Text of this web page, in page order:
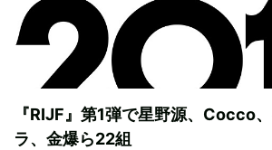
『RIJF』第1弾で星野源、Cocco
ラ、金爆ら22組